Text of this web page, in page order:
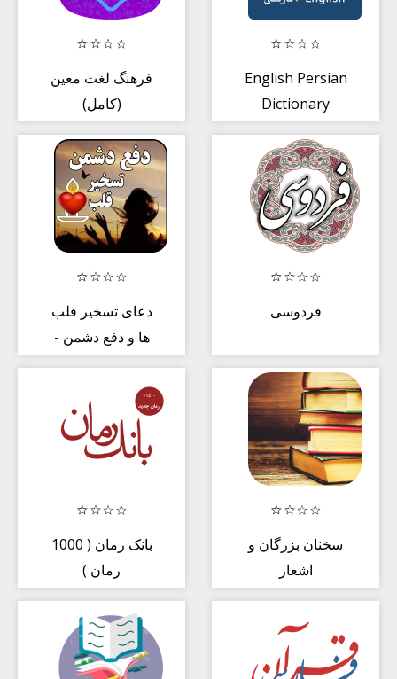
فرهنگ لغت معین
(کامل)
English Persian
Dictionary
دعای تسخیر قلب
ها و دفع دشمن -
فردوسی
بانک رمان ( 1000
رمان )
سخنان بزرگان و
اشعار